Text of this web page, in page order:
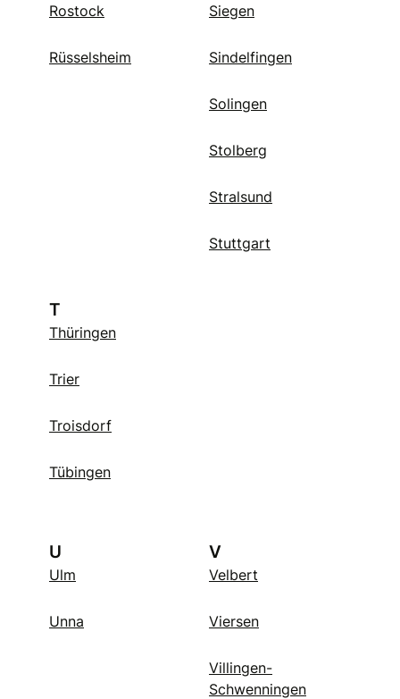
Rostock
Rüsselsheim
Siegen
Sindelfingen
Solingen
Stolberg
Stralsund
Stuttgart
T
Thüringen
Trier
Troisdorf
Tübingen
U
Ulm
Unna
V
Velbert
Viersen
Villingen-
Schwenningen